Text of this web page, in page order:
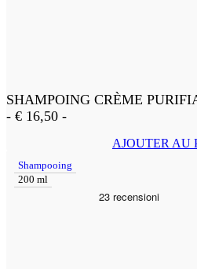
SHAMPOING CRÈME
- € 16,50 -
AJOUTER AU
Shampooing
200 ml